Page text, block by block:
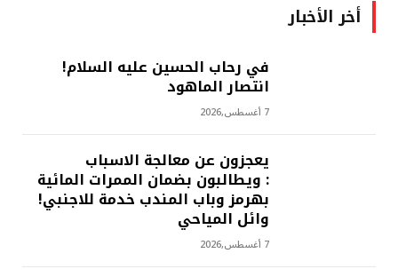
أخر الأخبار
في رحاب الحسين عليه السلام!
انتصار الماهود
7 أغسطس,2026
يعجزون عن معالجة الاسباب
: ويطالبون بضمان الممرات المائية
بهرمز وباب المندب خدمة للاجنبي!
وائل المياحي
7 أغسطس,2026